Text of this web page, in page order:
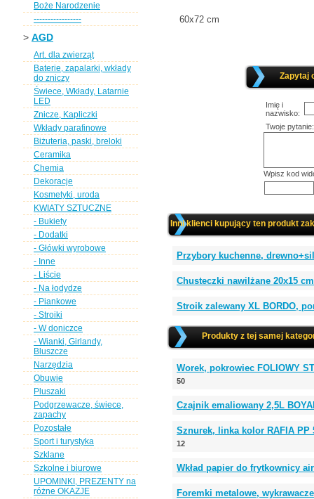
Boże Narodzenie
-----------------
> AGD
Art. dla zwierząt
Baterie, zapalarki, wkłady
do zniczy
Świece, Wkłady, Latarnie
LED
Znicze, Kapliczki
Wkłady parafinowe
Biżuteria, paski, breloki
Ceramika
Chemia
Dekoracje
Kosmetyki, uroda
KWIATY SZTUCZNE
- Bukiety
- Dodatki
- Główki wyrobowe
- Inne
- Liście
- Na łodydze
- Piankowe
- Stroiki
- W doniczce
- Wianki, Girlandy,
Bluszcze
Narzędzia
Obuwie
Pluszaki
Podgrzewacze, świece,
zapachy
Pozostałe
Sport i turystyka
Szklane
Szkolne i biurowe
UPOMINKI, PREZENTY na
różne OKAZJE
60x72 cm
Zapytaj
Imię i
nazwisko:
Twoje pytanie:
Wpisz kod
Inni klienci kupujący ten produkt
Przybory kuchenne,
Chusteczki nawilżane 20x15
Stroik zalewany XL BORDO,
Produkty z tej samej
Worek, pokrowiec FOLIOWY
50
Czajnik emaliowany 2,5L
Sznurek, linka kolor RAFIA PP
12
Wkład papier do frytkownicy
Foremki metalowe,